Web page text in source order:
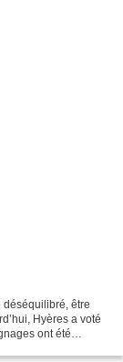
déséquilibré, être
Hyères a voté
ont été